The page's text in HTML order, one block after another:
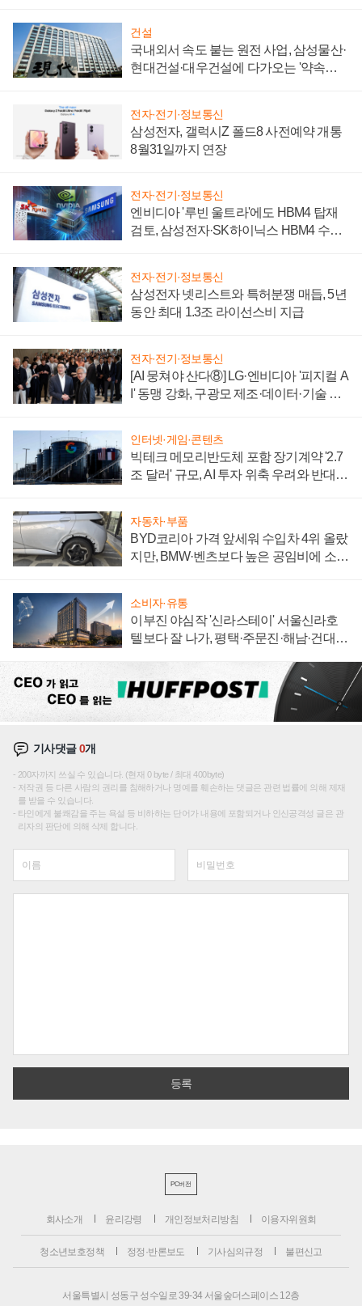
건설
국내외서 속도 붙는 원전 사업, 삼성물산·
현대건설·대우건설에 다가오는 '약속의
전자·전기·정보통신
삼성전자, 갤럭시Z 폴드8 사전예약 개통
8월31일까지 연장
전자·전기·정보통신
엔비디아 '루빈 울트라'에도 HBM4 탑재
검토, 삼성전자·SK하이닉스 HBM4 수율
전자·전기·정보통신
삼성전자 넷리스트와 특허분쟁 매듭, 5년
동안 최대 1.3조 라이선스비 지급
전자·전기·정보통신
[AI 뭉쳐야 산다⑧] LG·엔비디아 '피지컬 A
I' 동맹 강화, 구광모 제조·데이터·기술 결
인터넷·게임·콘텐츠
빅테크 메모리반도체 포함 장기계약 '2.7
조 달러' 규모, AI 투자 위축 우려와 반대
자동차·부품
BYD코리아 가격 앞세워 수입차 4위 올랐
지만, BMW·벤츠보다 높은 공임비에 소비
소비자·유통
이부진 야심작 '신라스테이' 서울신라호
텔보다 잘 나가, 평택·주문진·해남·건대로
기사댓글0개
200자까지 쓰실 수 있습니다. (현재 0 byte / 최대 400byte)
저작권 등 다른 사람의 권리를 침해하거나 명예를 훼손하는 댓글은 관련 법률에 의해 제재
를 받을 수 있습니다.
타인에게 불쾌감을 주는 욕설 등 비하하는 단어가 내용에 포함되거나 인신공격성 글은 관
리자의 판단에 의해 삭제 합니다.
PC버전
회사소개 윤리강령 개인정보처리방침 이용자위원회
청소년보호정책 정정·반론보도 기사심의규정 불편신고
서울특별시 성동구 성수일로 39-34 서울숲더스페이스 12층